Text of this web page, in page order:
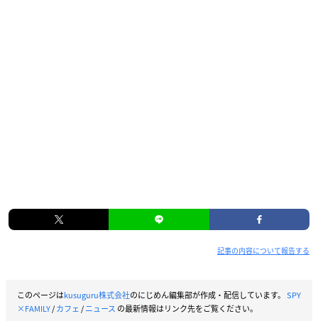
記事の内容について報告する
このページはkusuguru株式会社のにじめん編集部が作成・配信しています。 SPY
×FAMILY/カフェ/ニュース の最新情報はリンク先をご覧ください。